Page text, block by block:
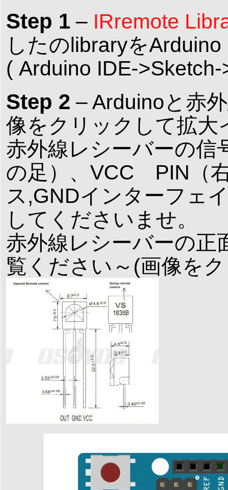
Step 1 – IRremote
したのlibraryを
( Arduino IDE-
Step 2 – Arduinoと赤
像をクリックして拡大
赤外線レシーバーの信
の足）、VCC PIN（
ス,GNDインターフェ
してくださいませ。
赤外線レシーバーの正
覧ください～(画像を